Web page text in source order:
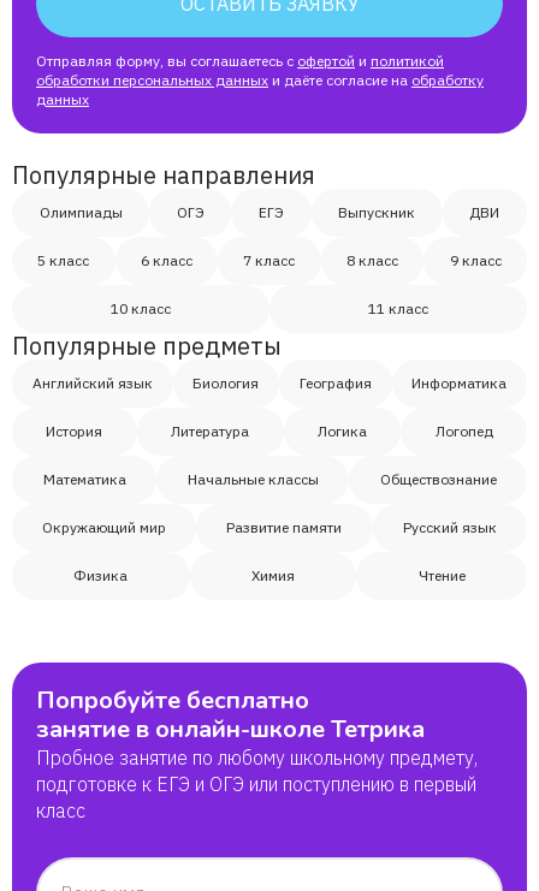
Отправляя форму, вы соглашаетесь с офертой и политикой
обработки персональных данных и даёте согласие на обработку
данных
Популярные направления
Олимпиады ОГЭ ЕГЭ Выпускник ДВИ
5 класс 6 класс 7 класс 8 класс 9 класс
10 класс 11 класс
Популярные предметы
Английский язык Биология География Информатика
История Литература Логика Логопед
Математика Начальные классы Обществознание
Окружающий мир Развитие памяти Русский язык
Физика Химия Чтение
Попробуйте бесплатно
занятие в онлайн-школе Тетрика
Пробное занятие по любому школьному предмету,
подготовке к ЕГЭ и ОГЭ или поступлению в первый
класс